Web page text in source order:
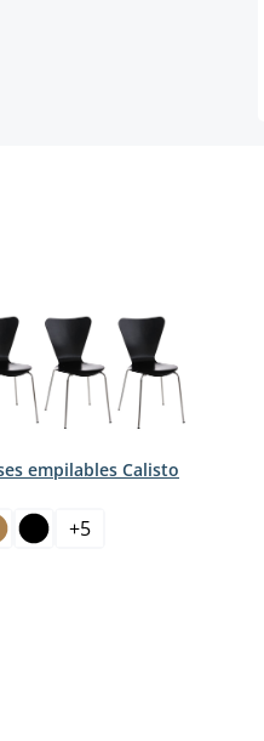
empilables Calisto
+5